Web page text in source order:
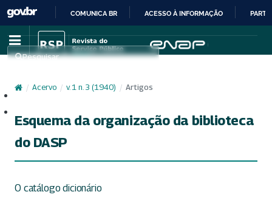
IR
PARA
CONTEÚDO
COMUNICA BR ACESSO À INFORMAÇÃO
Pesquisar
/ Acervo / v. 1 n. 3 (1940) / Artigos
Esquema da organização da biblioteca
do DASP
O catálogo dicionário